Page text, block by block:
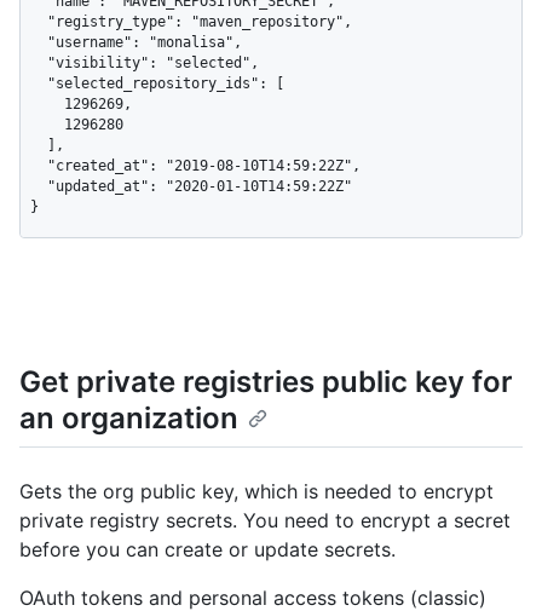
}
Get private registries public key for
an organization
Gets the org public key, which is needed to encrypt
private registry secrets. You need to encrypt a secret
before you can create or update secrets.
OAuth tokens and personal access tokens (classic)